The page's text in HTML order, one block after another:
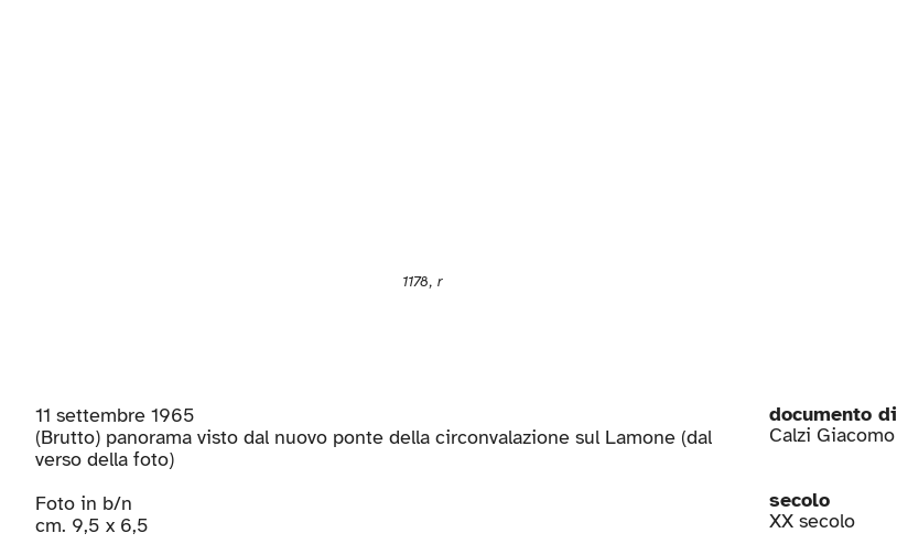
1178, r
11 settembre 1965
(Brutto) panorama visto dal nuovo ponte della circonvalazione sul Lamone (dal
verso della foto)
Foto in b/n
cm. 9,5 x 6,5
documento di
Calzi Giacomo
secolo
XX secolo